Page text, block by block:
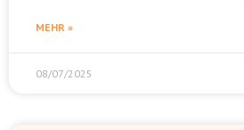
MEHR »
08/07/2025